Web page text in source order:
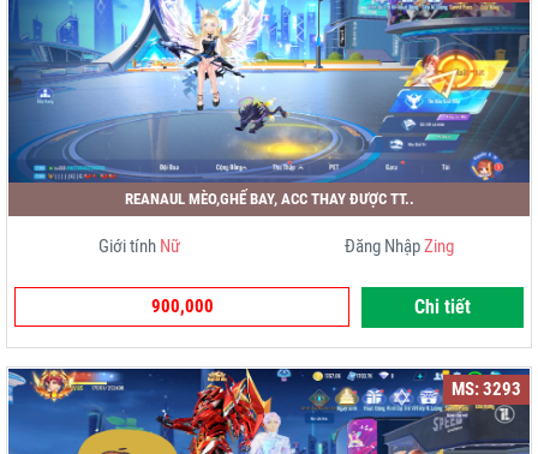
REANAUL MÈO,GHẾ BAY, ACC THAY ĐƯỢC TT..
Giới tính Nữ Đăng NhậpZing
900,000 Chi tiết
MS: 3293